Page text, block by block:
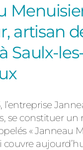
artisan
Saulx-
l’entreprise
se constituer un
« Janneau
couvre